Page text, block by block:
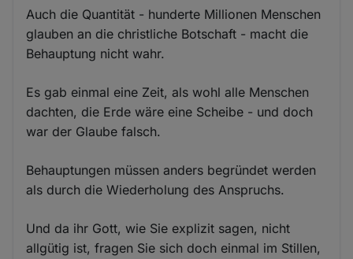
Auch die Quantität - hunderte Millionen Menschen
glauben an die christliche Botschaft - macht die
Behauptung nicht wahr.
Es gab einmal eine Zeit, als wohl alle Menschen
dachten, die Erde wäre eine Scheibe - und doch
war der Glaube falsch.
Behauptungen müssen anders begründet werden
als durch die Wiederholung des Anspruchs.
Und da ihr Gott, wie Sie explizit sagen, nicht
allgütig ist, fragen Sie sich doch einmal im Stillen,